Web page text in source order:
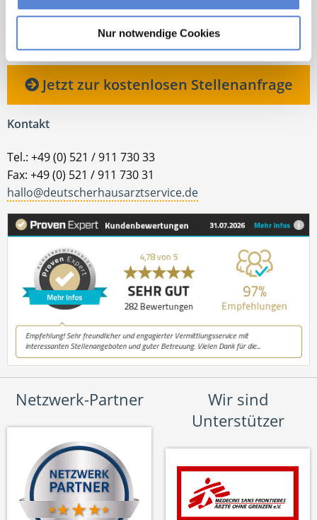
Nur notwendige Cookies
Ich unterstütze Sie bei der Stellensuche nach einem
Traumjob in Ihrer Wunschregion. Bei Fragen stehe
ich Ihnen gerne zur Verfügung.
Jetzt zur kostenlosen Stellenanfrage
Kontakt
Tel.: +49 (0) 521 / 911 730 33
Fax: +49 (0) 521 / 911 730 31
hallo@deutscherhausarztservice.de
Netzwerk-Partner
Wir sind
Unterstützer